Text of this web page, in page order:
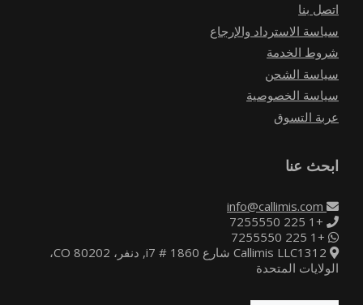
اتصل بنا
سياسة الاسترداد والإرجاع
شروط الخدمة
سياسة الشحن
سياسة الخصوصية
عربة التسوق
ابحث عنا
+1 225 7255550
+1 225 7255550
Callimis LLC1312 شارع i7 # 1860, دنفر، CO 80202،
الولايات المتحدة